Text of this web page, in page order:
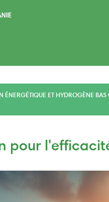
ÉNERGÉTIQUE ET HYDROGÈNE
pour